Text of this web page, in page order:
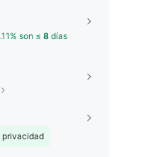
son ≤ 8 días
privacidad